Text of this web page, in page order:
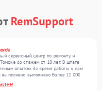
RemSupport
сервисный центр по ремонту и
со стажем от 10 лет. В штате
опытом. За время работы к нам
выполнено выполнено более 12 000
более 300 устройств, включая , , .
гарантируем высокое качество